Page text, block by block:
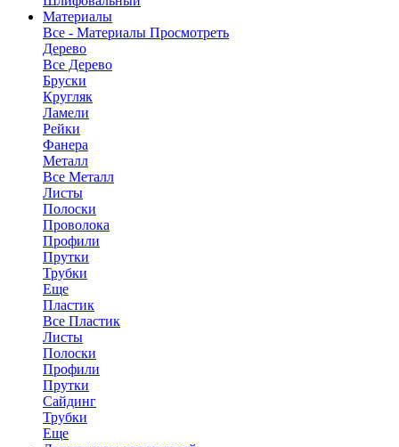
Материалы
Все - Материалы Просмотреть
Дерево
Все Дерево
Бруски
Кругляк
Ламели
Рейки
Фанера
Металл
Все Металл
Листы
Полоски
Проволока
Профили
Прутки
Трубки
Еще
Пластик
Все Пластик
Листы
Полоски
Профили
Прутки
Сайдинг
Трубки
Еще